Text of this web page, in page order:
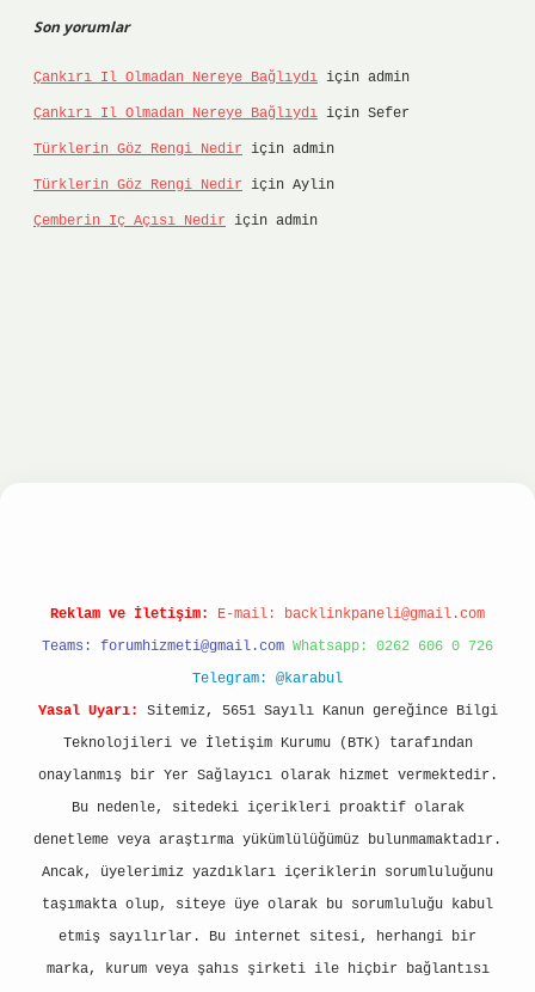
Son yorumlar
Çankırı Il Olmadan Nereye Bağlıydı için admin
Çankırı Il Olmadan Nereye Bağlıydı için Sefer
Türklerin Göz Rengi Nedir için admin
Türklerin Göz Rengi Nedir için Aylin
Çemberin Iç Açısı Nedir için admin
Reklam ve İletişim: E-mail: backlinkpaneli@gmail.com
Teams: forumhizmeti@gmail.com Whatsapp: 0262 606 0 726
Telegram: @karabul
Yasal Uyarı:
Sitemiz, 5651 Sayılı Kanun gereğince Bilgi
Teknolojileri ve İletişim Kurumu (BTK) tarafından
onaylanmış bir Yer Sağlayıcı olarak hizmet vermektedir.
Bu nedenle, sitedeki içerikleri proaktif olarak
denetleme veya araştırma yükümlülüğümüz bulunmamaktadır.
Ancak, üyelerimiz yazdıkları içeriklerin sorumluluğunu
taşımakta olup, siteye üye olarak bu sorumluluğu kabul
etmiş sayılırlar. Bu internet sitesi, herhangi bir
marka, kurum veya şahıs şirketi ile hiçbir bağlantısı